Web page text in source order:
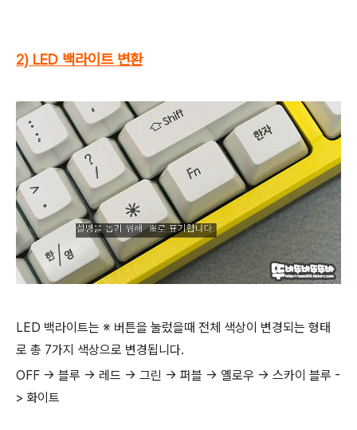
2) LED 백라이트 변환
LED 백라이트는 ※ 버튼을 눌렀을때 전체 색상이 변경되는 형태
로 총 7가지 색상으로 변경됩니다.
OFF -> 블루 -> 레드 -> 그린 -> 퍼블 -> 옐로우 -> 스카이 블루 -
> 화이트